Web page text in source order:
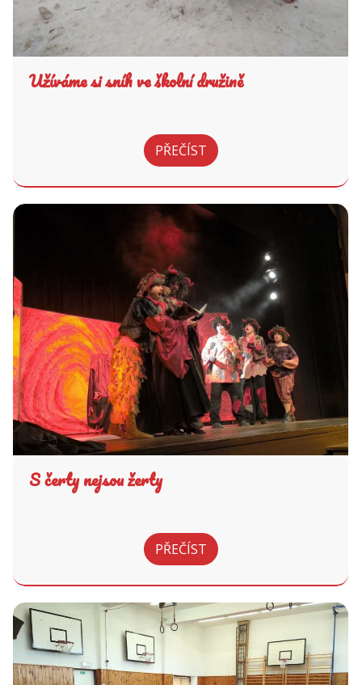
Užíváme si sníh ve školní družině
PŘEČÍST
S čerty nejsou žerty
PŘEČÍST